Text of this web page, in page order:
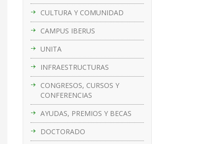
CULTURA Y COMUNIDAD
CAMPUS IBERUS
UNITA
INFRAESTRUCTURAS
CONGRESOS, CURSOS Y
CONFERENCIAS
AYUDAS, PREMIOS Y BECAS
DOCTORADO